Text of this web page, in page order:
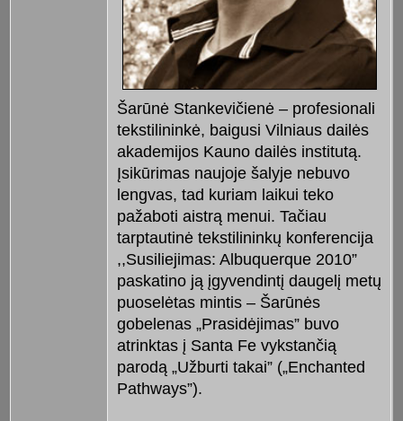
Šarūnė Stankevičienė – profesionali
tekstilininkė, baigusi Vilniaus dailės
akademijos Kauno dailės institutą.
Įsikūrimas naujoje šalyje nebuvo
lengvas, tad kuriam laikui teko
pažaboti aistrą menui. Tačiau
tarptautinė tekstilininkų konferencija
,,Susiliejimas: Albuquerque 2010”
paskatino ją įgyvendintį daugelį metų
puoselėtas mintis – Šarūnės
gobelenas „Prasidėjimas” buvo
atrinktas į Santa Fe vykstančią
parodą „Užburti takai” („Enchanted
Pathways”).